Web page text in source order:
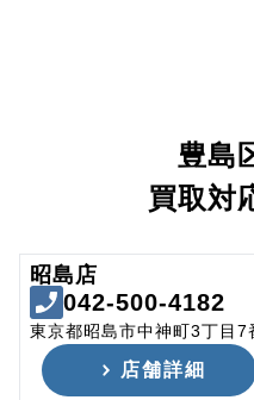
豊島
買取対
昭島店
042-500-4182
東京都昭島市中神町3丁目7
店舗詳細